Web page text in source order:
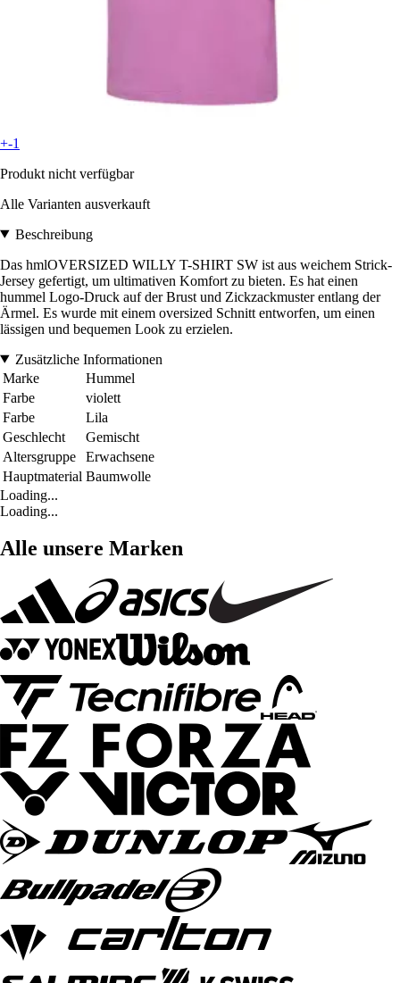
+-1
Produkt nicht verfügbar
Alle Varianten ausverkauft
Beschreibung
Das hmlOVERSIZED WILLY T-SHIRT SW ist aus weichem Strick-
Jersey gefertigt, um ultimativen Komfort zu bieten. Es hat einen
hummel Logo-Druck auf der Brust und Zickzackmuster entlang der
Ärmel. Es wurde mit einem oversized Schnitt entworfen, um einen
lässigen und bequemen Look zu erzielen.
Zusätzliche Informationen
Marke
Hummel
Farbe
violett
Farbe
Lila
Geschlecht
Gemischt
Altersgruppe
Erwachsene
Hauptmaterial Baumwolle
Loading...
Loading...
Alle unsere Marken